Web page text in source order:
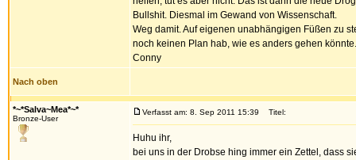
Bullshit. Diesmal im Gewand von Wissenschaft.
Weg damit. Auf eigenen unabhängigen Füßen zu
noch keinen Plan hab, wie es anders gehen könnte.
Conny
Nach oben
*~*Salva~Mea*~*
Bronze-User
Verfasst am: 8. Sep 2011 15:39 Titel:
Huhu ihr,
bei uns in der Drobse hing immer ein Zettel, dass